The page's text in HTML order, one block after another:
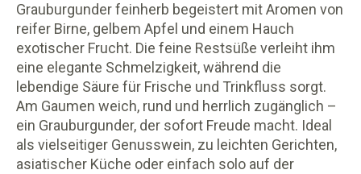
Grauburgunder feinherb begeistert mit Aromen von
reifer Birne, gelbem Apfel und einem Hauch
exotischer Frucht. Die feine Restsüße verleiht ihm
eine elegante Schmelzigkeit, während die
lebendige Säure für Frische und Trinkfluss sorgt.
Am Gaumen weich, rund und herrlich zugänglich –
ein Grauburgunder, der sofort Freude macht. Ideal
als vielseitiger Genusswein, zu leichten Gerichten,
asiatischer Küche oder einfach solo auf der